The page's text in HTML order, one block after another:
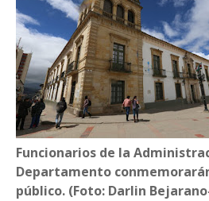
Funcionarios de la
Departamento
público. (Foto: Darlin